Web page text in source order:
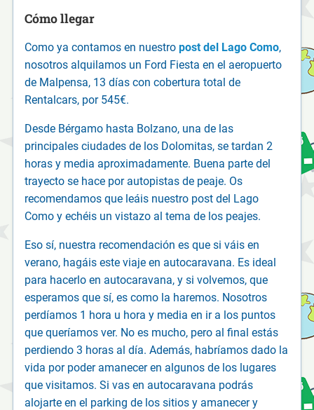
Cómo llegar
Como ya contamos en nuestropost del Lago Como,
nosotros alquilamos un Ford Fiesta en el aeropuerto
de Malpensa, 13 días con cobertura total de
Rentalcars, por 545€.
Desde Bérgamo hasta Bolzano, una de las
principales ciudades de los Dolomitas, se tardan 2
horas y media aproximadamente. Buena parte del
trayecto se hace por autopistas de peaje. Os
recomendamos que leáis nuestro post del Lago
Como y echéis un vistazo al tema de los peajes.
Eso sí, nuestra recomendación es que si váis en
verano, hagáis este viaje en autocaravana. Es ideal
para hacerlo en autocaravana, y si volvemos, que
esperamos que sí, es como la haremos. Nosotros
perdíamos 1 hora u hora y media en ir a los puntos
que queríamos ver. No es mucho, pero al final estás
perdiendo 3 horas al día. Además, habríamos dado la
vida por poder amanecer en algunos de los lugares
que visitamos. Si vas en autocaravana podrás
alojarte en el parking de los sitios y amanecer y